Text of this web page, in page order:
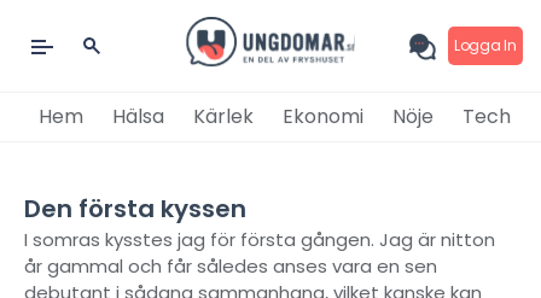
Logga In
Hem Hälsa Kärlek Ekonomi Nöje Tech
Den första kyssen
I somras kysstes jag för första gången. Jag är nitton
år gammal och får således anses vara en sen